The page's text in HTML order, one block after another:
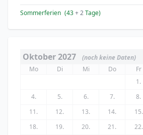
Sommerferien (43+ 2Tage)
Oktober 2027
(noch keine Daten)
Mo
Di Mi Do Fr
1.
4.
5. 6. 7. 8.
11.
12. 13. 14. 15.
18.
19. 20. 21. 22.